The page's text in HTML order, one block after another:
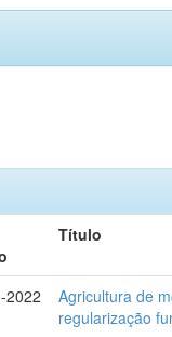
Título
2022
Agricultura de
regularização